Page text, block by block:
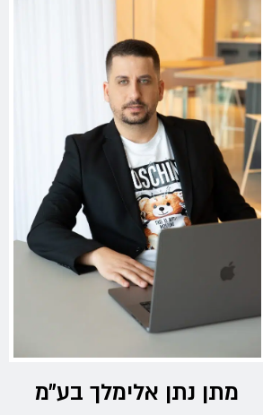
מתן נתן אלימלך בע״מ